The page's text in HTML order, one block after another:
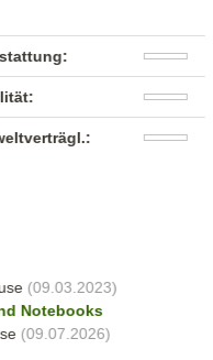
(09.03.2023)
Notebooks
(09.07.2026)